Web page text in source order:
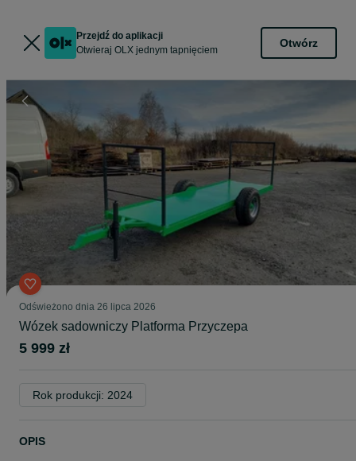
Przejdź do aplikacji
Otwieraj OLX jednym tapnięciem
Otwórz
Odświeżono dnia 26 lipca 2026
Wózek sadowniczy Platforma Przyczepa
5 999 zł
Rok produkcji: 2024
OPIS